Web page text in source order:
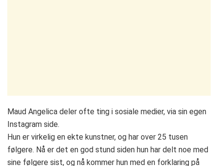
Maud Angelica deler ofte ting i sosiale medier, via sin egen
Instagram side.
Hun er virkelig en ekte kunstner, og har over 25 tusen
følgere. Nå er det en god stund siden hun har delt noe med
sine følgere sist, og nå kommer hun med en forklaring på